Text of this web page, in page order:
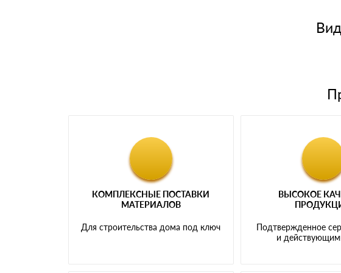
Мы принимаем платежи с сайта по следующим банковским
КОМПЛЕКСНЫЕ ПОСТАВКИ
МАТЕРИАЛОВ
Для строительства дома под ключ
ВЫСОКОЕ
Подтвержденное
и